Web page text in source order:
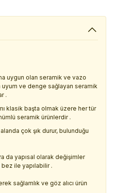
uygun olan seramik ve vazo
ve denge sağlayan seramik
.
klasik başta olmak üzere her tür
seramik ürünlerdir .
çok şık durur, bulunduğu
da yapısal olarak değişimler
ile yapılabilir .
sağlamlık ve göz alıcı ürün